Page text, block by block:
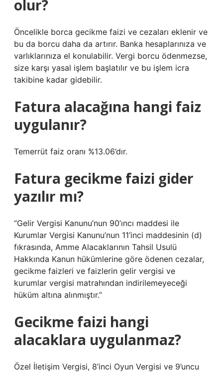
olur?
Öncelikle borca ​​gecikme faizi ve cezaları eklenir ve
bu da borcu daha da artırır. Banka hesaplarınıza ve
varlıklarınıza el konulabilir. Vergi borcu ödenmezse,
size karşı yasal işlem başlatılır ve bu işlem icra
takibine kadar gidebilir.
Fatura alacağına hangi faiz
uygulanır?
Temerrüt faiz oranı %13.06’dır.
Fatura gecikme faizi gider
yazılır mı?
“Gelir Vergisi Kanunu’nun 90’ıncı maddesi ile
Kurumlar Vergisi Kanunu’nun 11’inci maddesinin (d)
fıkrasında, Amme Alacaklarının Tahsil Usulü
Hakkında Kanun hükümlerine göre ödenen cezalar,
gecikme faizleri ve faizlerin gelir vergisi ve
kurumlar vergisi matrahından indirilemeyeceği
hüküm altına alınmıştır.”
Gecikme faizi hangi
alacaklara uygulanmaz?
Özel İletişim Vergisi, 8’inci Oyun Vergisi ve 9’uncu